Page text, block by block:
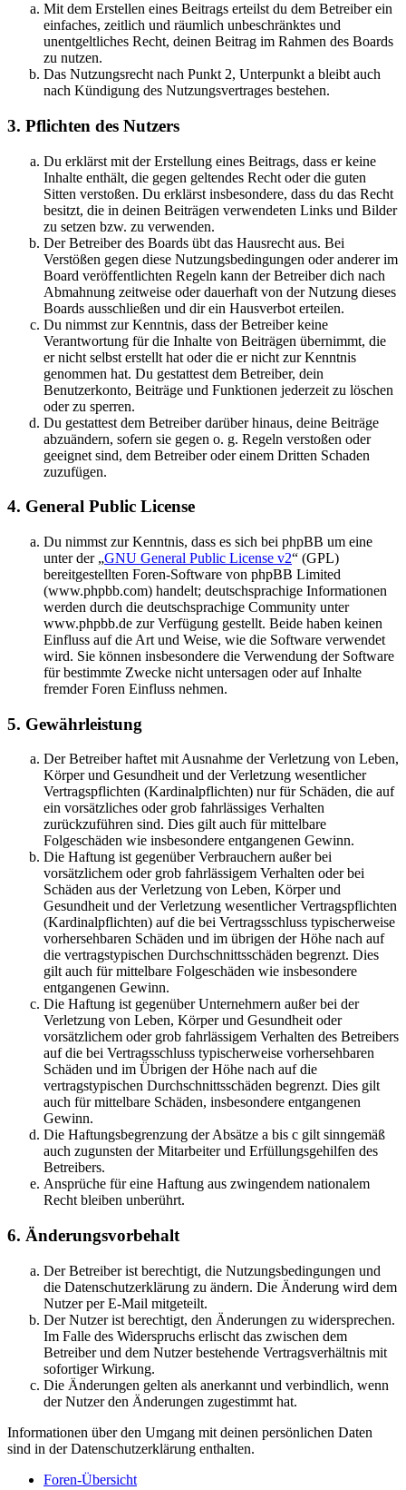
Mit dem Erstellen eines Beitrags erteilst du dem Betreiber ein
einfaches, zeitlich und räumlich unbeschränktes und
unentgeltliches Recht, deinen Beitrag im Rahmen des Boards
zu nutzen.
Das Nutzungsrecht nach Punkt 2, Unterpunkt a bleibt auch
nach Kündigung des Nutzungsvertrages bestehen.
3. Pflichten des Nutzers
Du erklärst mit der Erstellung eines Beitrags, dass er keine
Inhalte enthält, die gegen geltendes Recht oder die guten
Sitten verstoßen. Du erklärst insbesondere, dass du das Recht
besitzt, die in deinen Beiträgen verwendeten Links und Bilder
zu setzen bzw. zu verwenden.
Der Betreiber des Boards übt das Hausrecht aus. Bei
Verstößen gegen diese Nutzungsbedingungen oder anderer im
Board veröffentlichten Regeln kann der Betreiber dich nach
Abmahnung zeitweise oder dauerhaft von der Nutzung dieses
Boards ausschließen und dir ein Hausverbot erteilen.
Du nimmst zur Kenntnis, dass der Betreiber keine
Verantwortung für die Inhalte von Beiträgen übernimmt, die
er nicht selbst erstellt hat oder die er nicht zur Kenntnis
genommen hat. Du gestattest dem Betreiber, dein
Benutzerkonto, Beiträge und Funktionen jederzeit zu löschen
oder zu sperren.
Du gestattest dem Betreiber darüber hinaus, deine Beiträge
abzuändern, sofern sie gegen o. g. Regeln verstoßen oder
geeignet sind, dem Betreiber oder einem Dritten Schaden
zuzufügen.
4. General Public License
Du nimmst zur Kenntnis, dass es sich bei phpBB um eine
unter der „GNU General Public License v2“ (GPL)
bereitgestellten Foren-Software von phpBB Limited
(www.phpbb.com) handelt; deutschsprachige Informationen
werden durch die deutschsprachige Community unter
www.phpbb.de zur Verfügung gestellt. Beide haben keinen
Einfluss auf die Art und Weise, wie die Software verwendet
wird. Sie können insbesondere die Verwendung der Software
für bestimmte Zwecke nicht untersagen oder auf Inhalte
fremder Foren Einfluss nehmen.
5. Gewährleistung
Der Betreiber haftet mit Ausnahme der Verletzung von Leben,
Körper und Gesundheit und der Verletzung wesentlicher
Vertragspflichten (Kardinalpflichten) nur für Schäden, die auf
ein vorsätzliches oder grob fahrlässiges Verhalten
zurückzuführen sind. Dies gilt auch für mittelbare
Folgeschäden wie insbesondere entgangenen Gewinn.
Die Haftung ist gegenüber Verbrauchern außer bei
vorsätzlichem oder grob fahrlässigem Verhalten oder bei
Schäden aus der Verletzung von Leben, Körper und
Gesundheit und der Verletzung wesentlicher Vertragspflichten
(Kardinalpflichten) auf die bei Vertragsschluss typischerweise
vorhersehbaren Schäden und im übrigen der Höhe nach auf
die vertragstypischen Durchschnittsschäden begrenzt. Dies
gilt auch für mittelbare Folgeschäden wie insbesondere
entgangenen Gewinn.
Die Haftung ist gegenüber Unternehmern außer bei der
Verletzung von Leben, Körper und Gesundheit oder
vorsätzlichem oder grob fahrlässigem Verhalten des Betreibers
auf die bei Vertragsschluss typischerweise vorhersehbaren
Schäden und im Übrigen der Höhe nach auf die
vertragstypischen Durchschnittsschäden begrenzt. Dies gilt
auch für mittelbare Schäden, insbesondere entgangenen
Gewinn.
Die Haftungsbegrenzung der Absätze a bis c gilt sinngemäß
auch zugunsten der Mitarbeiter und Erfüllungsgehilfen des
Betreibers.
Ansprüche für eine Haftung aus zwingendem nationalem
Recht bleiben unberührt.
6. Änderungsvorbehalt
Der Betreiber ist berechtigt, die Nutzungsbedingungen und
die Datenschutzerklärung zu ändern. Die Änderung wird dem
Nutzer per E-Mail mitgeteilt.
Der Nutzer ist berechtigt, den Änderungen zu widersprechen.
Im Falle des Widerspruchs erlischt das zwischen dem
Betreiber und dem Nutzer bestehende Vertragsverhältnis mit
sofortiger Wirkung.
Die Änderungen gelten als anerkannt und verbindlich, wenn
der Nutzer den Änderungen zugestimmt hat.
Informationen über den Umgang mit deinen persönlichen Daten
sind in der Datenschutzerklärung enthalten.
Foren-Übersicht